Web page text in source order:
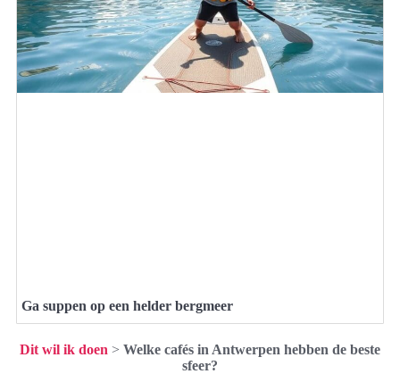
Ga suppen op een helder bergmeer
Dit wil ik doen > Welke cafés in Antwerpen hebben de beste
sfeer?